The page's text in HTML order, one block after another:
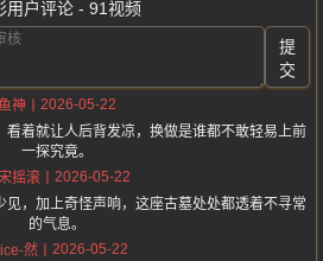
用户评论 - 91视频
提
交
神
2026-05-22
看着就让人后背发凉，换做是谁都不敢轻易上前
一探究竟。
摇滚
2026-05-22
见，加上奇怪声响，这座古墓处处都透着不寻常
的气息。
然
2026-05-22